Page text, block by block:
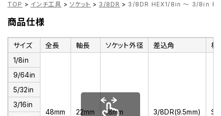
TOP > インチ工具 > ソケット > 3/8DR > 3/8DR HEX1/8in ～ 3/8in ビッ
商品仕様
サイズ 全長 軸長 ソケット外径 差込角
材
1/8in
48mm 22mm 18mm 3/8DR(9.5mm)
9/64in
5/32in
3/16in